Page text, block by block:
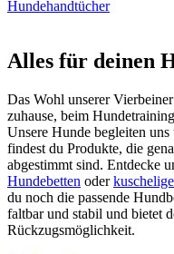
Hundehandtücher
Alles für deinen
Das Wohl unserer
zuhause, beim
Unsere Hunde begleiten
findest du Produkte, die
abgestimmt sind. Entdecke
Hundebetten oder
du noch die passende
faltbar und stabil und bietet
Rückzugsmöglichkeit.